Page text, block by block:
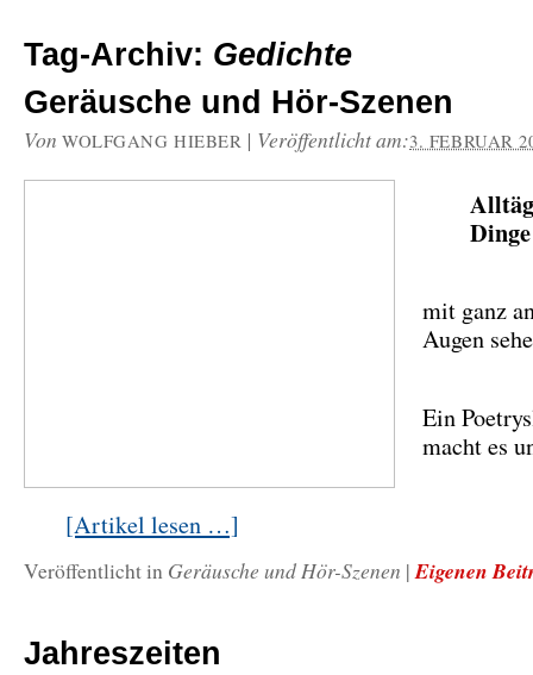
Tag-Archiv: Gedichte
Geräusche und Hör-Szenen
Von WOLFGANG HIEBER | Veröffentlicht am:3. FEBRUAR
Dinge
mit ganz
Augen
Ein
macht es
[Artikel lesen …]
Veröffentlicht in Geräusche und Hör-Szenen | Eigenen
Jahreszeiten